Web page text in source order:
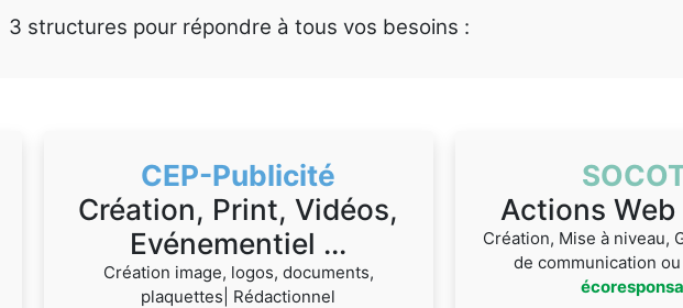
3 structures pour répondre à tous vos besoins :
CEP-Publicité
Création, Print, Vidéos,
Evénementiel ...
Création image, logos, documents,
plaquettes| Rédactionnel
Actions Web
Création, Mise à niveau,
de communication